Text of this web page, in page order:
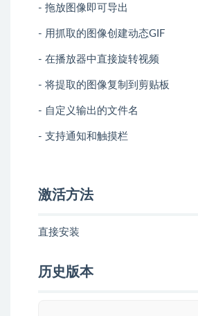
- 拖放图像即可导出
- 用抓取的图像创建动态GIF
- 在播放器中直接旋转视频
- 将提取的图像复制到剪贴板
- 自定义输出的文件名
- 支持通知和触摸栏
激活方法
直接安装
历史版本